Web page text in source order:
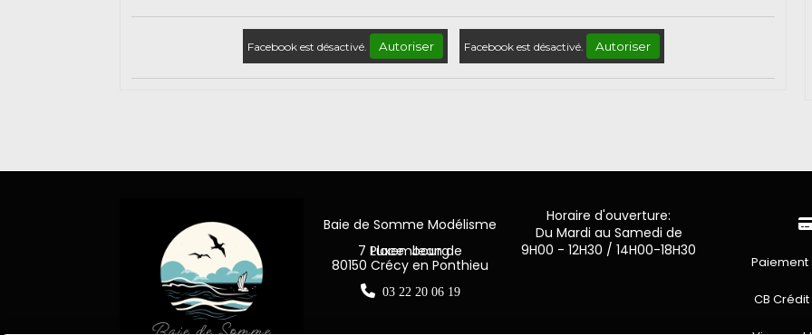
Facebook est désactivé. Autoriser Facebook est désactivé. Autoriser
Baie de Somme Modélisme
7 Place Jean de Luxembourg
80150 Crécy en Ponthieu
 03 22 20 06 19
Horaire d'ouverture:
Du Mardi au Samedi de
9H00 - 12H30 / 14H00-18H30
Paiement
CB